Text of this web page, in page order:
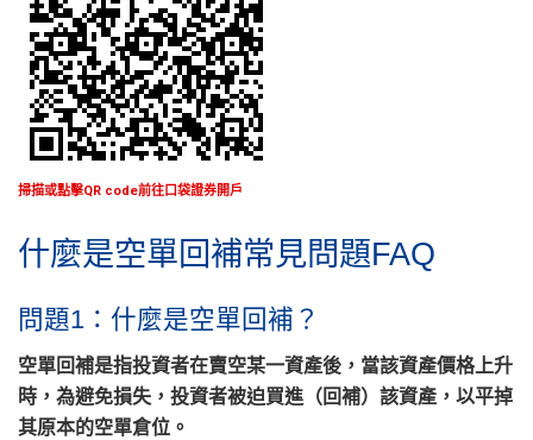
掃描或點擊QR code前往口袋證券開戶
什麼是空單回補常見問題FAQ
問題1：什麼是空單回補？
空單回補是指投資者在賣空某一資產後，當該資產價格上升
時，為避免損失，投資者被迫買進（回補）該資產，以平掉
其原本的空單倉位。